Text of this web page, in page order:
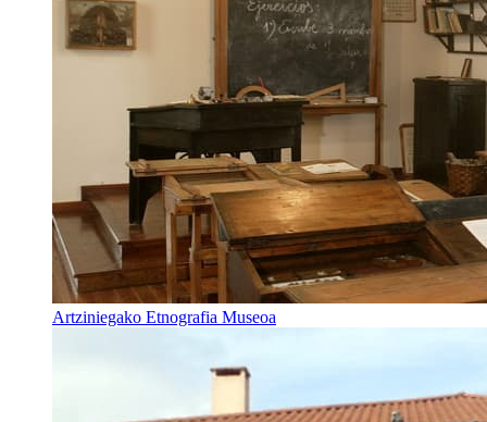
Artziniegako Etnografia Museoa